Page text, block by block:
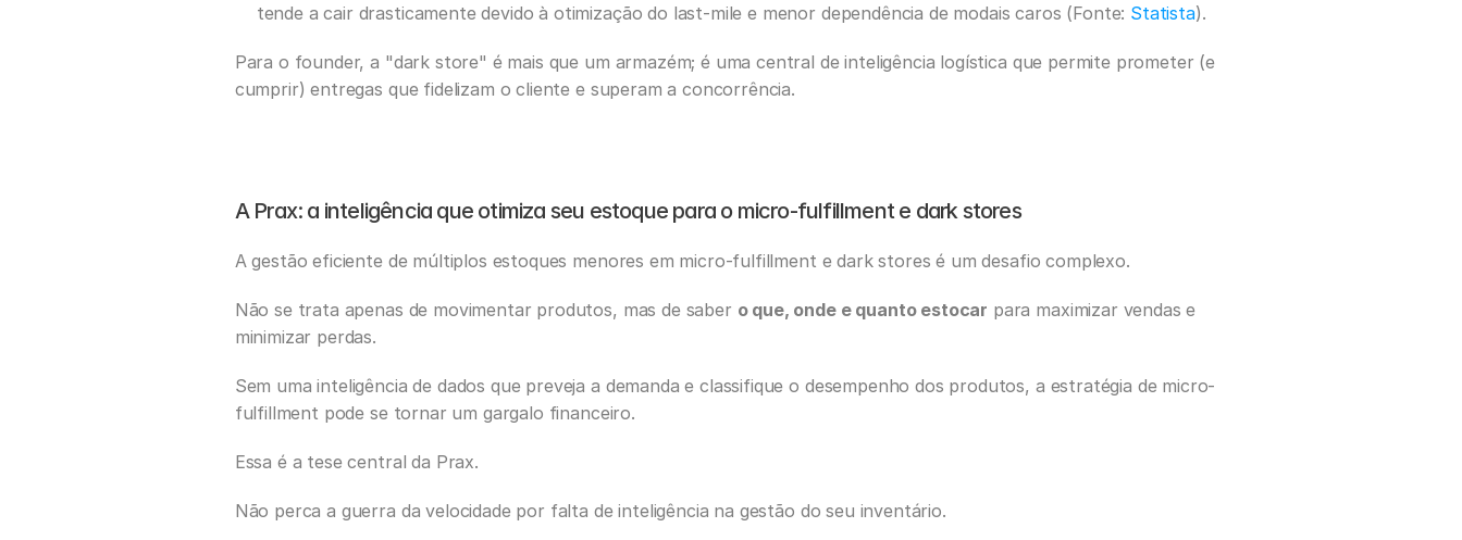
tende a cair drasticamente devido à otimização do last-mile e menor dependência de modais caros (Fonte: Statista).
Para o founder, a "dark store" é mais que um armazém; é uma central de inteligência logística que permite prometer (e
cumprir) entregas que fidelizam o cliente e superam a concorrência.
A Prax: a inteligência que otimiza seu estoque para o micro-fulfillment e dark stores
A gestão eficiente de múltiplos estoques menores em micro-fulfillment e dark stores é um desafio complexo.
Não se trata apenas de movimentar produtos, mas de saber o que, onde e quanto estocar para maximizar vendas e
minimizar perdas.
Sem uma inteligência de dados que preveja a demanda e classifique o desempenho dos produtos, a estratégia de micro-
fulfillment pode se tornar um gargalo financeiro.
Essa é a tese central da Prax.
Não perca a guerra da velocidade por falta de inteligência na gestão do seu inventário.